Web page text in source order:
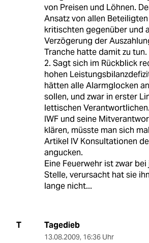
von Preisen und Löhnen.
Ansatz von allen
kritischten gegenüber und
Verzögerung der
Tranche hatte damit zu tun.
2. Sagt sich im Rückblick
hohen
hätten alle Alarmglocken
sollen, und zwar in erster
lettischen
IWF und seine
klären, müsste man sich
Artikel IV Konsultationen
angucken.
Eine Feuerwehr ist zwar
Stelle, verursacht hat sie
lange nicht...
T Tagedieb
13.08.2009, 16:36 Uhr